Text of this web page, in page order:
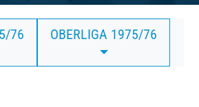
76 OBERLIGA 1975/76